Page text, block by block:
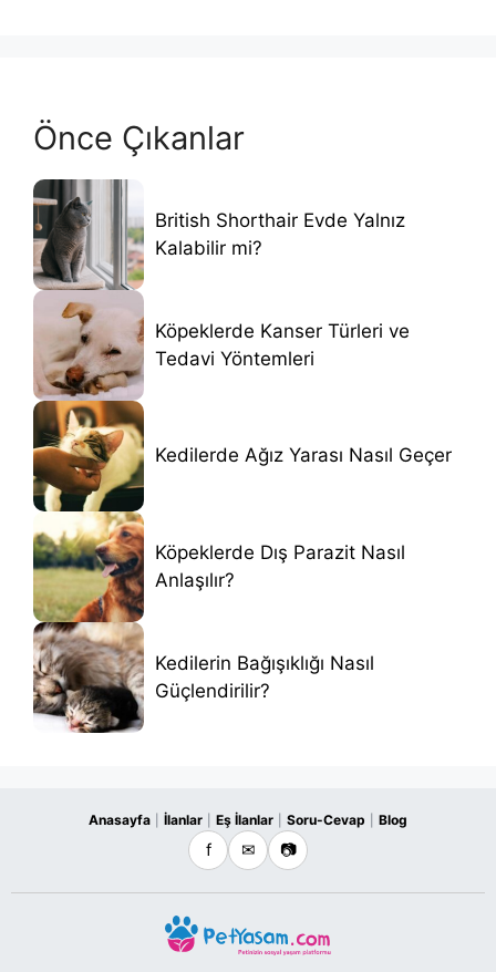
Önce Çıkanlar
British Shorthair Evde Yalnız
Kalabilir mi?
Köpeklerde Kanser Türleri ve
Tedavi Yöntemleri
Kedilerde Ağız Yarası Nasıl Geçer
Köpeklerde Dış Parazit Nasıl
Anlaşılır?
Kedilerin Bağışıklığı Nasıl
Güçlendirilir?
Anasayfa İlanlar Eş İlanlar Soru-Cevap Blog
f ✉ 📷